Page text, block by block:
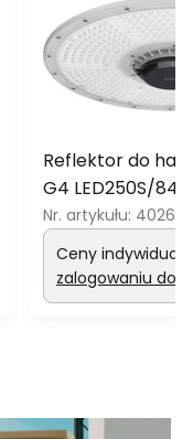
Reflektor do hali
G4 LED250S/840
Nr. artykułu:
Ceny
zalogowaniu do